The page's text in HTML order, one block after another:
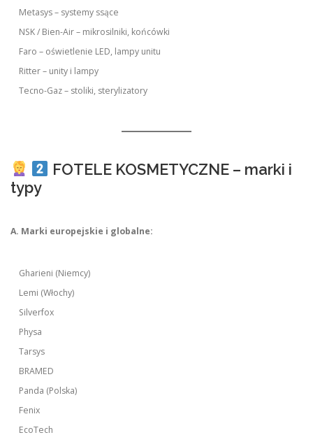
Metasys – systemy ssące
NSK / Bien-Air – mikrosilniki, końcówki
Faro – oświetlenie LED, lampy unitu
Ritter – unity i lampy
Tecno-Gaz – stoliki, sterylizatory
FOTELE KOSMETYCZNE – marki i
typy
A. Marki europejskie i globalne:
Gharieni (Niemcy)
Lemi (Włochy)
Silverfox
Physa
Tarsys
BRAMED
Panda (Polska)
Fenix
EcoTech